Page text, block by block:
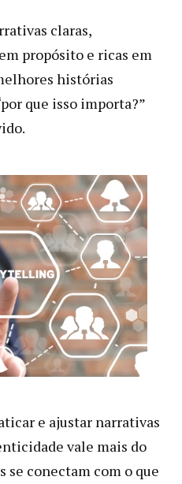
claras,
propósito e ricas em
histórias
que isso importa?”
e ajustar narrativas
vale mais do
se conectam com o que